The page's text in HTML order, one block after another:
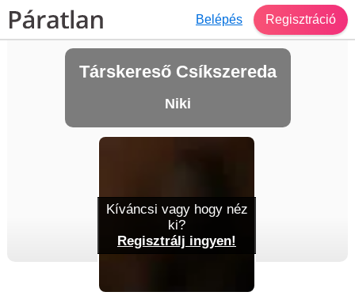
Belépés Regisztráció
Társkereső Csíkszereda
Niki
Kíváncsi vagy hogy néz
ki?
Regisztrálj ingyen!